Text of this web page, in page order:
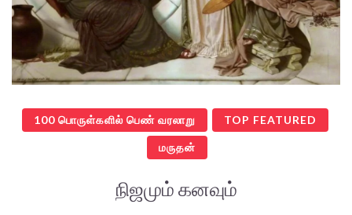
100 பொருள்களில் பெண் வரலாறு TOP FEATURED
மருதன்
நிஜமும் கனவும்